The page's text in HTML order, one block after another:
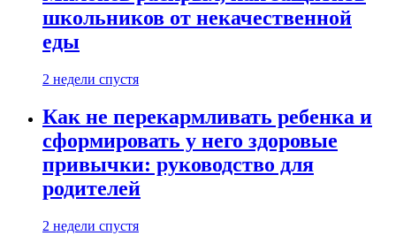
школьников от некачественной
еды
2 недели спустя
Как не перекармливать ребенка и
сформировать у него здоровые
привычки: руководство для
родителей
2 недели спустя